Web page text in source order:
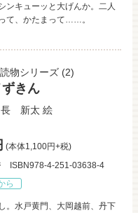
ンキューッと大げんか。二人
て、かたまって……。
物シリーズ(2)
きん
長 新太 絵
(本体1,100円+税)
ISBN978-4-251-03638-4
ら
。水戸黄門、大岡越前、丹下